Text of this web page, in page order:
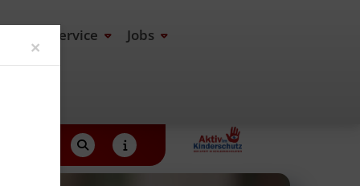
Service Jobs
×